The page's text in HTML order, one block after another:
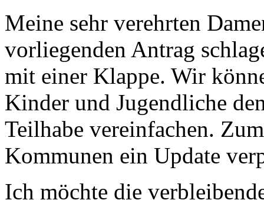
Meine sehr verehrten
vorliegenden Antrag
mit einer Klappe. Wir
Kinder und Jugendliche
Teilhabe vereinfachen.
Kommunen ein Update
Ich möchte die